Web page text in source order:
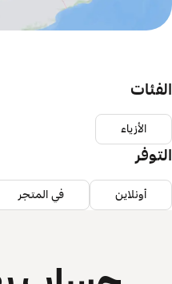
الفئات
الأزياء
التوفر
أونلاين في المتجر